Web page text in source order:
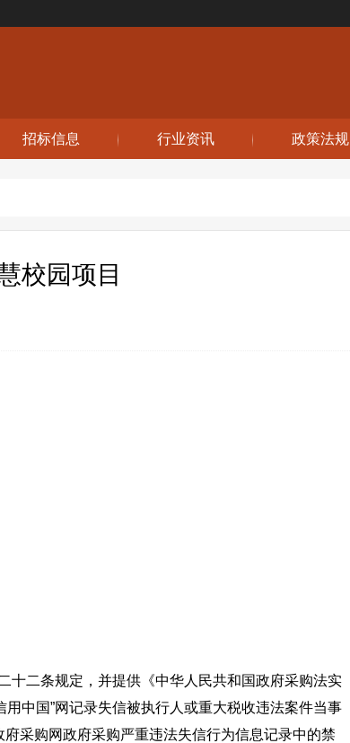
招标信息 行业资讯 政策法规
校园项目
二条规定，并提供《中华人民共和国政府采购法实
中国”网记录失信被执行人或重大税收违法案件当事
采购网政府采购严重违法失信行为信息记录中的禁